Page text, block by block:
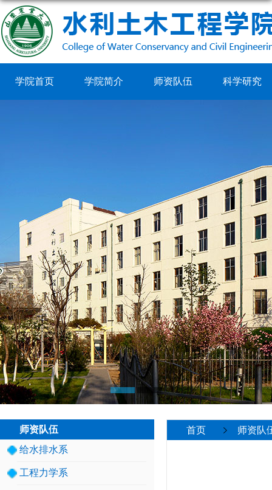
学院首页 学院简介 师资队伍 科学研究
师资队伍
给水排水系
工程力学系
首页 师资队